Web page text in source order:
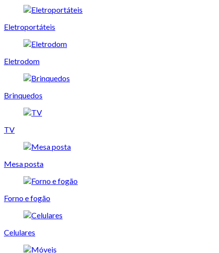
Eletroportáteis
Eletrodom
Brinquedos
TV
Mesa posta
Forno e fogão
Celulares